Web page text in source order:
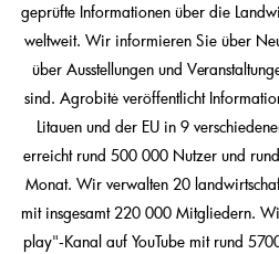
geprüfte Informationen über die
weltweit. Wir informieren Sie über
über Ausstellungen und
sind. Agrobitė veröffentlicht
Litauen und der EU in 9
erreicht rund 500 000 Nutzer und
Monat. Wir verwalten 20
mit insgesamt 220 000 Mitgliedern.
play"-Kanal auf YouTube mit rund